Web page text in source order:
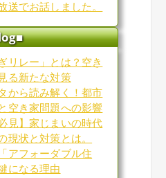
送でお話しました。
リレー」とは？空き
る新たな対策
から読み解く！都市
空き家問題への影響
見】家じまいの時代
現状と対策とは。
アフォーダブル住
になる理由